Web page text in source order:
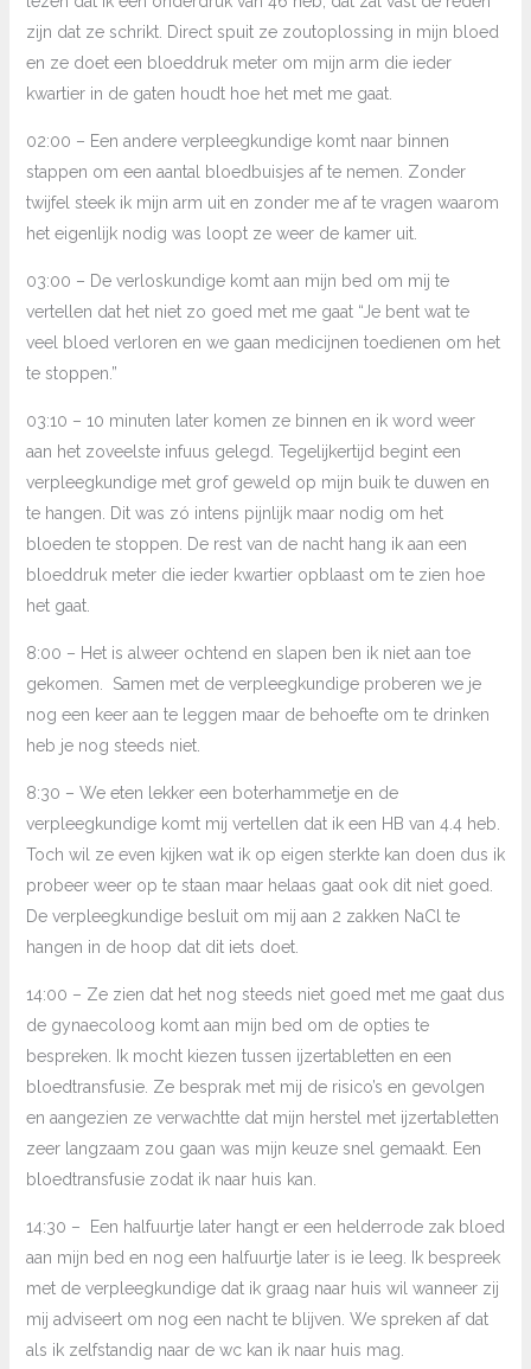
zijn dat ze schrikt. Direct spuit ze zoutoplossing in mijn bloed
en ze doet een bloeddruk meter om mijn arm die ieder
kwartier in de gaten houdt hoe het met me gaat.
02:00 – Een andere verpleegkundige komt naar binnen
stappen om een aantal bloedbuisjes af te nemen. Zonder
twijfel steek ik mijn arm uit en zonder me af te vragen waarom
het eigenlijk nodig was loopt ze weer de kamer uit.
03:00 – De verloskundige komt aan mijn bed om mij te
vertellen dat het niet zo goed met me gaat “Je bent wat te
veel bloed verloren en we gaan medicijnen toedienen om het
te stoppen.”
03:10 – 10 minuten later komen ze binnen en ik word weer
aan het zoveelste infuus gelegd. Tegelijkertijd begint een
verpleegkundige met grof geweld op mijn buik te duwen en
te hangen. Dit was zó intens pijnlijk maar nodig om het
bloeden te stoppen. De rest van de nacht hang ik aan een
bloeddruk meter die ieder kwartier opblaast om te zien hoe
het gaat.
8:00 – Het is alweer ochtend en slapen ben ik niet aan toe
gekomen. Samen met de verpleegkundige proberen we je
nog een keer aan te leggen maar de behoefte om te drinken
heb je nog steeds niet.
8:30 – We eten lekker een boterhammetje en de
verpleegkundige komt mij vertellen dat ik een HB van 4.4 heb.
Toch wil ze even kijken wat ik op eigen sterkte kan doen dus ik
probeer weer op te staan maar helaas gaat ook dit niet goed.
De verpleegkundige besluit om mij aan 2 zakken NaCl te
hangen in de hoop dat dit iets doet.
14:00 – Ze zien dat het nog steeds niet goed met me gaat dus
de gynaecoloog komt aan mijn bed om de opties te
bespreken. Ik mocht kiezen tussen ijzertabletten en een
bloedtransfusie. Ze besprak met mij de risico’s en gevolgen
en aangezien ze verwachtte dat mijn herstel met ijzertabletten
zeer langzaam zou gaan was mijn keuze snel gemaakt. Een
bloedtransfusie zodat ik naar huis kan.
14:30 – Een halfuurtje later hangt er een helderrode zak bloed
aan mijn bed en nog een halfuurtje later is ie leeg. Ik bespreek
met de verpleegkundige dat ik graag naar huis wil wanneer zij
mij adviseert om nog een nacht te blijven. We spreken af dat
als ik zelfstandig naar de wc kan ik naar huis mag.